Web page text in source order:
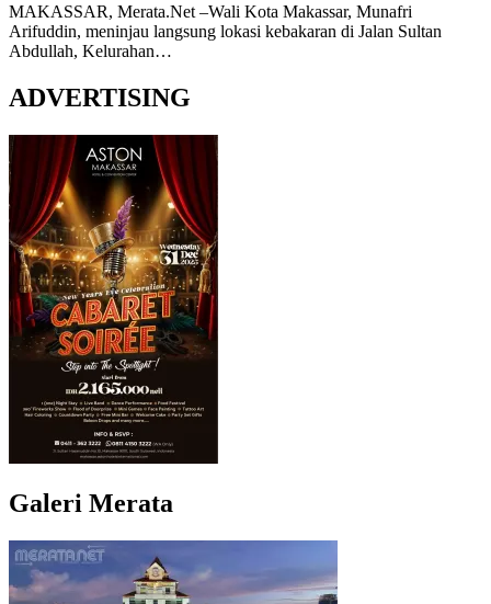
MAKASSAR, Merata.Net –Wali Kota Makassar, Munafri
Arifuddin, meninjau langsung lokasi kebakaran di Jalan Sultan
Abdullah, Kelurahan…
ADVERTISING
Galeri Merata